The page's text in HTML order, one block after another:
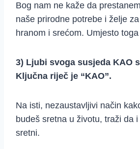
Bog nam ne kaže da
naše prirodne potrebe i želje
hranom i srećom. Umjesto
3) Ljubi svoga susjeda KAO
Ključna riječ je “KAO”.
Na isti, nezaustavljivi način
budeš sretna u životu, traži da
sretni.